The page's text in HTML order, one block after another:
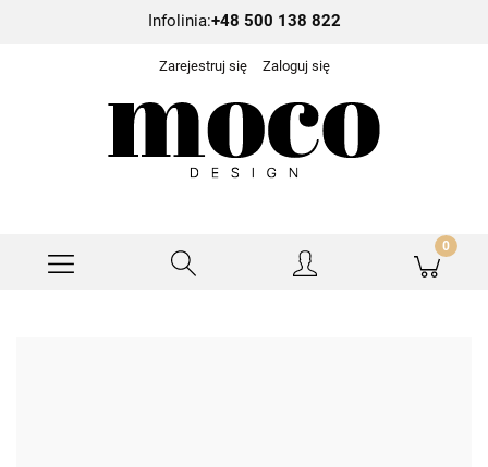
Infolinia:+48 500 138 822
Zarejestruj się Zaloguj się